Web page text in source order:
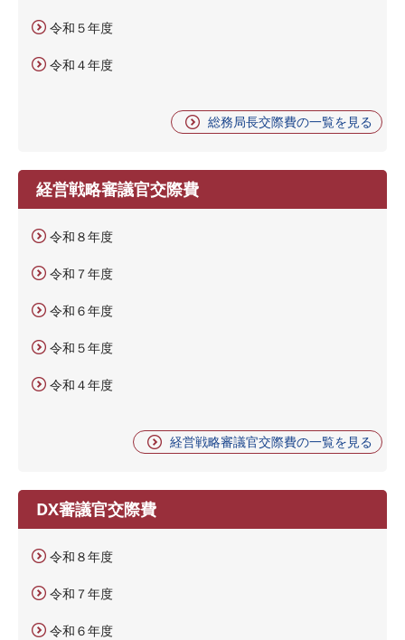
令和５年度
令和４年度
総務局長交際費の一覧を見る
経営戦略審議官交際費
令和８年度
令和７年度
令和６年度
令和５年度
令和４年度
経営戦略審議官交際費の一覧を見る
DX審議官交際費
令和８年度
令和７年度
令和６年度